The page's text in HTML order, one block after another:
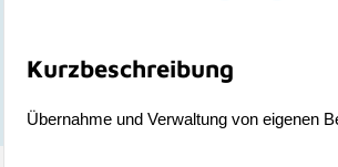
Kurzbeschreibung
Übernahme und Verwaltung von eigenen